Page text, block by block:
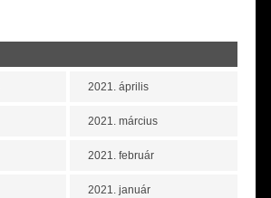
2021. április
2021. március
2021. február
2021. január